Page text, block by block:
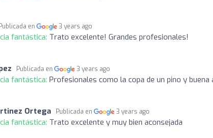
Publicada en 3 years ago
fantástica: Trato excelente! Grandes profesionales!
Publicada en 3 years ago
fantástica: Profesionales como la copa de un pino y
Ortega Publicada en 3 years ago
fantástica: Trato excelente y muy bien aconsejada